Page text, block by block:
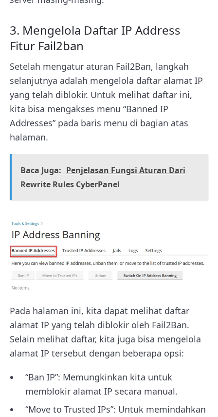
3. Mengelola Daftar IP Address
Fitur Fail2ban
Setelah mengatur aturan Fail2Ban, langkah
selanjutnya adalah mengelola daftar alamat IP
yang telah diblokir. Untuk melihat daftar ini,
kita bisa mengakses menu “Banned IP
Addresses” pada baris menu di bagian atas
halaman.
Baca Juga: Penjelasan Fungsi Aturan Dari
Rewrite Rules CyberPanel
Pada halaman ini, kita dapat melihat daftar
alamat IP yang telah diblokir oleh Fail2Ban.
Selain melihat daftar, kita juga bisa mengelola
alamat IP tersebut dengan beberapa opsi:
“Ban IP”: Memungkinkan kita untuk
memblokir alamat IP secara manual.
“Move to Trusted IPs”: Untuk memindahkan